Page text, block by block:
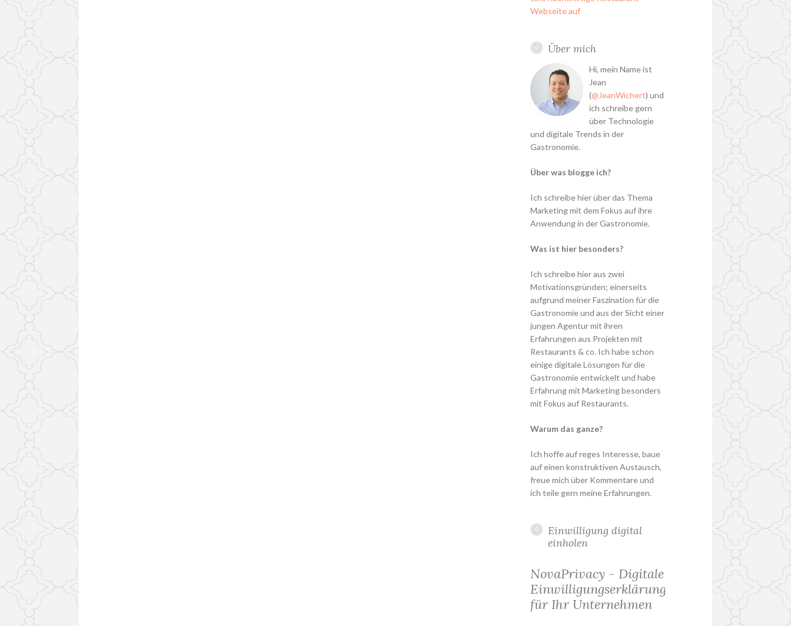
Webseite auf
Über mich
Hi, mein Name ist
Jean
(@JeanWichert) und
ich schreibe gern
über Technologie
und digitale Trends in der
Gastronomie.
Über was blogge ich?
Ich schreibe hier über das Thema
Marketing mit dem Fokus auf ihre
Anwendung in der Gastronomie.
Was ist hier besonders?
Ich schreibe hier aus zwei
Motivationsgründen; einerseits
aufgrund meiner Faszination für die
Gastronomie und aus der Sicht einer
jungen Agentur mit ihren
Erfahrungen aus Projekten mit
Restaurants & co. Ich habe schon
einige digitale Lösungen für die
Gastronomie entwickelt und habe
Erfahrung mit Marketing besonders
mit Fokus auf Restaurants.
Warum das ganze?
Ich hoffe auf reges Interesse, baue
auf einen konstruktiven Austausch,
freue mich über Kommentare und
ich teile gern meine Erfahrungen.
Einwilligung digital
einholen
NovaPrivacy - Digitale
Einwilligungserklärung
für Ihr Unternehmen